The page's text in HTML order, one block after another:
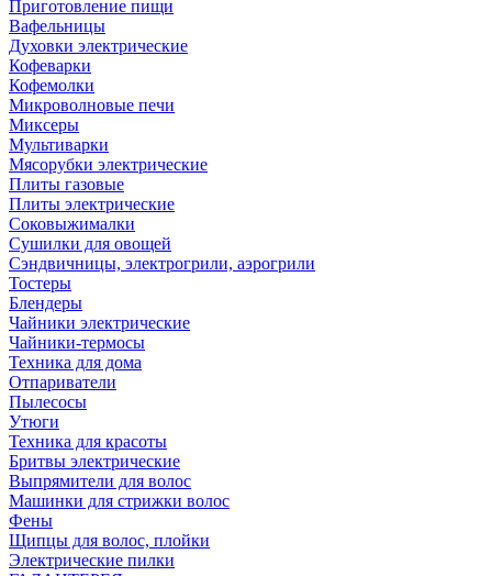
Приготовление пищи
Вафельницы
Духовки электрические
Кофеварки
Кофемолки
Микроволновые печи
Миксеры
Мультиварки
Мясорубки электрические
Плиты газовые
Плиты электрические
Соковыжималки
Сушилки для овощей
Сэндвичницы, электрогрили, аэрогрили
Тостеры
Блендеры
Чайники электрические
Чайники-термосы
Техника для дома
Отпариватели
Пылесосы
Утюги
Техника для красоты
Бритвы электрические
Выпрямители для волос
Машинки для стрижки волос
Фены
Щипцы для волос, плойки
Электрические пилки